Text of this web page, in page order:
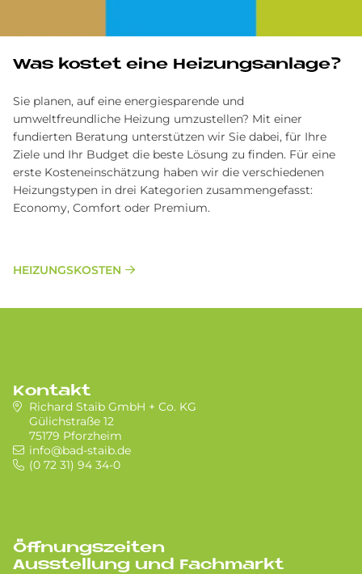
Was kostet eine Heizungsanlage?
Sie planen, auf eine energiesparende und
umweltfreundliche Heizung umzustellen? Mit einer
fundierten Beratung unterstützen wir Sie dabei, für Ihre
Ziele und Ihr Budget die beste Lösung zu finden. Für eine
erste Kosteneinschätzung haben wir die verschiedenen
Heizungstypen in drei Kategorien zusammengefasst:
Economy, Comfort oder Premium.
HEIZUNGSKOSTEN
Kontakt
Richard Staib GmbH + Co. KG
Gülichstraße 12
75179 Pforzheim
info@bad-staib.de
(0 72 31) 94 34-0
Öffnungszeiten
Ausstellung und Fachmarkt